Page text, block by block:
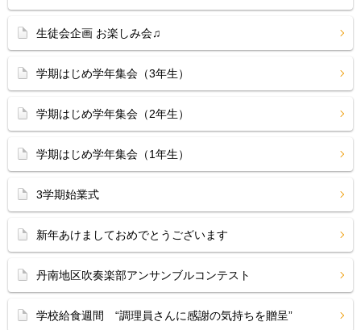
生徒会企画 お楽しみ会♫
学期はじめ学年集会（3年生）
学期はじめ学年集会（2年生）
学期はじめ学年集会（1年生）
3学期始業式
新年あけましておめでとうございます
丹南地区吹奏楽部アンサンブルコンテスト
学校給食週間 “調理員さんに感謝の気持ちを贈呈”